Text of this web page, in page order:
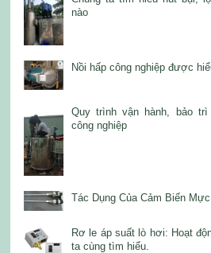
nào
Nồi hấp công nghiệp được
Quy trình vận hành, bảo
công nghiệp
Tác Dụng Của Cảm Biến
Rơ le áp suất lò hơi: Hoạt
ta cùng tìm hiểu.